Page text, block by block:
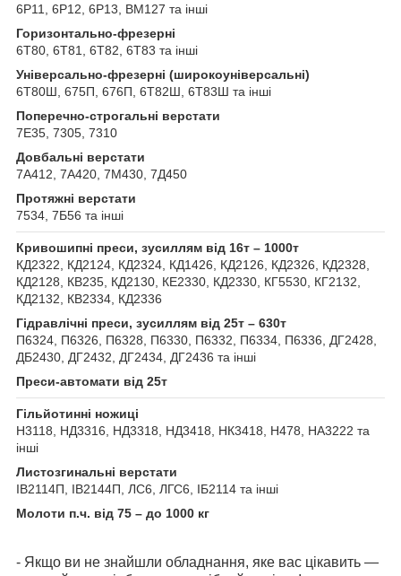
6Р11, 6Р12, 6Р13, ВМ127 та інші
Горизонтально-фрезерні
6Т80, 6Т81, 6Т82, 6Т83 та інші
Універсально-фрезерні (широкоуніверсальні)
6Т80Ш, 675П, 676П, 6Т82Ш, 6Т83Ш та інші
Поперечно-строгальні верстати
7Е35, 7305, 7310
Довбальні верстати
7А412, 7А420, 7М430, 7Д450
Протяжні верстати
7534, 7Б56 та інші
Кривошипні преси, зусиллям від 16т – 1000т
КД2322, КД2124, КД2324, КД1426, КД2126, КД2326, КД2328,
КД2128, КВ235, КД2130, КЕ2330, КД2330, КГ5530, КГ2132,
КД2132, КВ2334, КД2336
Гідравлічні преси, зусиллям від 25т – 630т
П6324, П6326, П6328, П6330, П6332, П6334, П6336, ДГ2428,
ДБ2430, ДГ2432, ДГ2434, ДГ2436 та інші
Преси-автомати від 25т
Гільйотинні ножиці
Н3118, НД3316, НД3318, НД3418, НК3418, Н478, НА3222 та
інші
Листозгинальні верстати
ІВ2114П, ІВ2144П, ЛС6, ЛГС6, ІБ2114 та інші
Молоти п.ч. від 75 – до 1000 кг
- Якщо ви не знайшли обладнання, яке вас цікавить —